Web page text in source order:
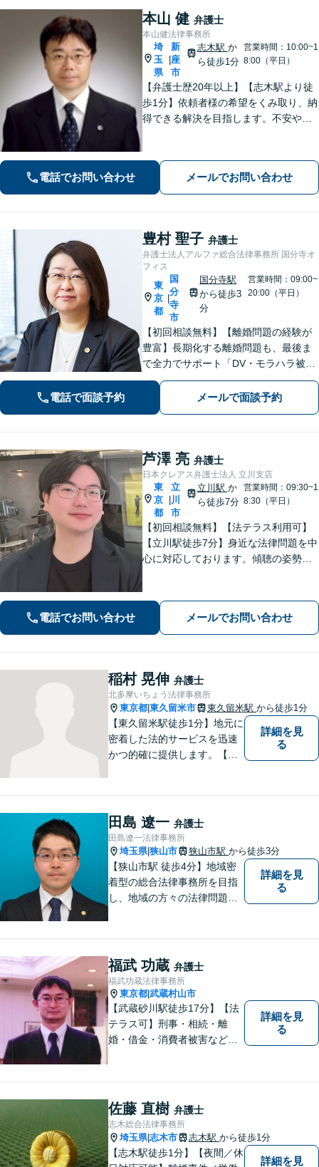
本山 健 弁護士
本山健法律事務所
埼
玉
県
新
座
市
志木駅 か
ら徒歩1分
営業時間：10:00~1
8:00（平日）
【弁護士歴20年以上】【志木駅より徒
歩1分】依頼者様の希望をくみ取り、納
得できる解決を目指します。不安や疑
事件／何でも遠慮せずご相談ください
【初回面談無料（30分まで）】
電話でお問い合わせ メールでお問い合わせ
豊村 聖子 弁護士
弁護士法人アルファ総合法律事務所 国分寺オ
フィス
東
京
都
|
国
分
寺
市
国分寺駅
から徒歩3
分
営業時間：09:00~
20:00（平日）
【初回相談無料】【離婚問題の経験が
豊富】長期化する離婚問題も、最後ま
で全力でサポート「DV・モラハラ被害
の対応実績豊富」相続は協議から調
停・審判まですべて代理で「生前対策
を一からサポート」遺産整理の代行業
電話で面談予約 メールで面談予約
芦澤 亮 弁護士
日本クレアス弁護士法人 立川支店
東
京
都
立
川
市
立川駅 か
ら徒歩7分
営業時間：09:30~1
8:30（平日）
【初回相談無料】【法テラス利用可】
【立川駅徒歩7分】身近な法律問題を中
心に対応しております。傾聴の姿勢と
ましたらお気軽にご相談ください。
【電話相談可】【休日・夜間面談可】
電話でお問い合わせ メールでお問い合わせ
稲村 晃伸 弁護士
北多摩いちょう法律事務所
東京都 東久留米市 東久留米駅 から徒歩1分
【東久留米駅徒歩1分】地元に
密着した法的サービスを迅速
かつ的確に提供します。【当
納得のいく解決を目指して、
全力を尽くします。【法テラ
ス利用可能】
詳細を見
る
田島 遼一 弁護士
田島遼一法律事務所
埼玉県|狭山市 狭山市駅 から徒歩3分
【狭山市駅 徒歩4分】地域密
着型の総合法律事務所を目指
し、地域の方々の法律問題を
気軽にご相談ください。
詳細を見
る
福武 功蔵 弁護士
福武功蔵法律事務所
東京都 武蔵村山市
【武蔵砂川駅徒歩17分】【法
テラス可】刑事・相続・離
婚・借金・消費者被害など、
味方となり、しかるべき方向
へと導いてまいります。まず
はお気軽にご相談ください。
詳細を見
る
佐藤 直樹 弁護士
志木総合法律事務所
埼玉県|志木市 志木駅 から徒歩1分
【志木駅徒歩1分】【夜間／休
詳細を見